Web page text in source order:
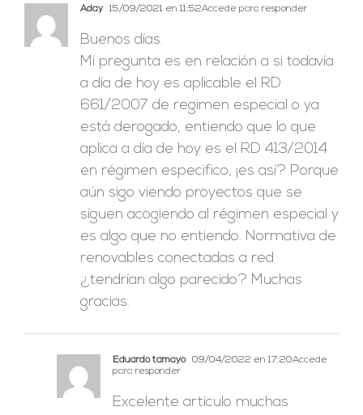
Aday 15/09/2021 en 11:52Accede para responder
Buenos días.
Mi pregunta es en relación a si todavía
a día de hoy es aplicable el RD
661/2007 de regimen especial o ya
está derogado, entiendo que lo que
aplica a día de hoy es el RD 413/2014
en régimen especifico, ¡es así? Porque
aún sigo viendo proyectos que se
siguen acogiendo al régimen especial y
es algo que no entiendo. Normativa de
renovables conectadas a red
¿tendrían algo parecido? Muchas
gracias.
Eduardo tamayo 09/04/2022 en 17:20Accede
para responder
Excelente articulo muchas